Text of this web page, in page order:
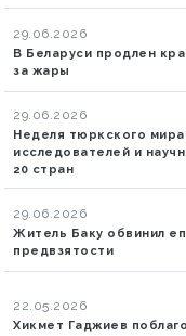
29.06.2026
В Беларуси продлен
за жары
29.06.2026
Неделя тюркского
исследователей и
20 стран
29.06.2026
Житель Баку обвинил
предвзятости
22.05.2026
Хикмет Гаджиев